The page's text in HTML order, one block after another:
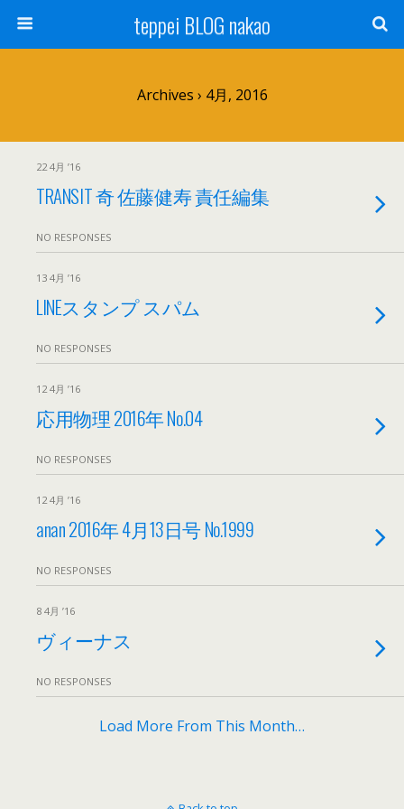
teppei BLOG nakao
Archives › 4月, 2016
22 4月 ’16
TRANSIT 奇 佐藤健寿 責任編集
NO RESPONSES
13 4月 ’16
LINEスタンプ スパム
NO RESPONSES
12 4月 ’16
応用物理 2016年 No.04
NO RESPONSES
12 4月 ’16
anan 2016年 4月13日号 No.1999
NO RESPONSES
8 4月 ’16
ヴィーナス
NO RESPONSES
Load More From This Month…